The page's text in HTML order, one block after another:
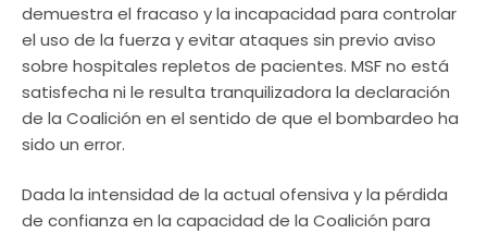
demuestra el fracaso y la incapacidad para controlar
el uso de la fuerza y evitar ataques sin previo aviso
sobre hospitales repletos de pacientes. MSF no está
satisfecha ni le resulta tranquilizadora la declaración
de la Coalición en el sentido de que el bombardeo ha
sido un error.
Dada la intensidad de la actual ofensiva y la pérdida
de confianza en la capacidad de la Coalición para